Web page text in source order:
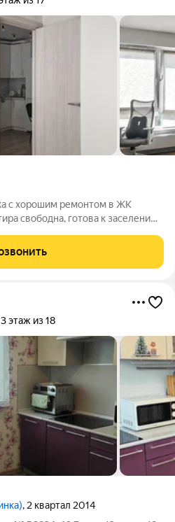
с хорошим ремонтом в ЖК
свободна, готова к заселению.
кухня-гостиная, лоджия и
-
этаж из 18
, 2 квартал 2014